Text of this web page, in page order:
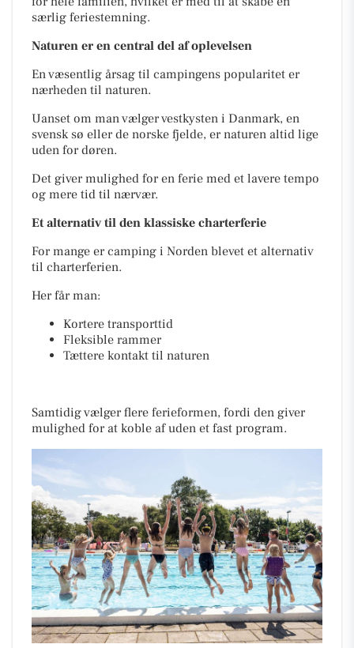
særlig feriestemning.
Naturen er en central del af oplevelsen
En væsentlig årsag til campingens popularitet er
nærheden til naturen.
Uanset om man vælger vestkysten i Danmark, en
svensk sø eller de norske fjelde, er naturen altid lige
uden for døren.
Det giver mulighed for en ferie med et lavere tempo
og mere tid til nærvær.
Et alternativ til den klassiske charterferie
For mange er camping i Norden blevet et alternativ
til charterferien.
Her får man:
Kortere transporttid
Fleksible rammer
Tættere kontakt til naturen
Samtidig vælger flere ferieformen, fordi den giver
mulighed for at koble af uden et fast program.